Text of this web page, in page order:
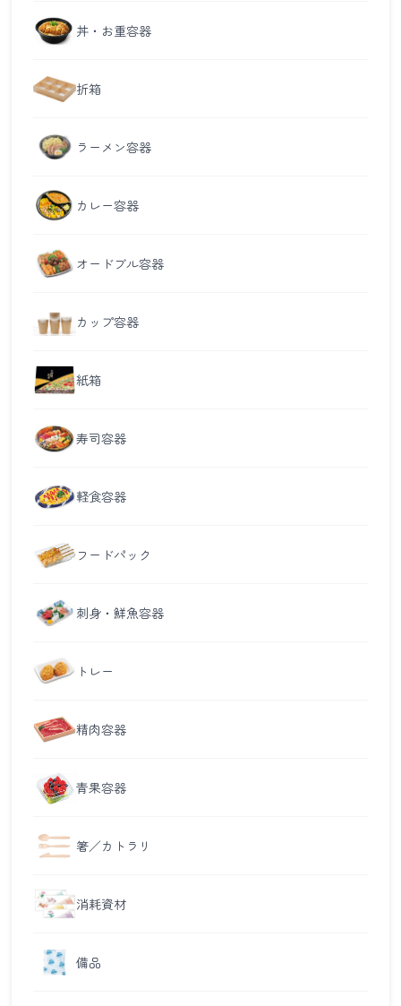
丼・お重容器
折箱
ラーメン容器
カレー容器
オードブル容器
カップ容器
紙箱
寿司容器
軽食容器
フードパック
刺身・鮮魚容器
トレー
精肉容器
青果容器
箸／カトラリ
消耗資材
備品